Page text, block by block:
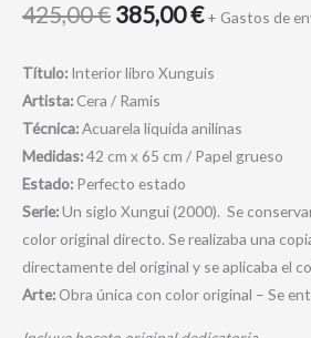
425,00€ 385,00€ + Gastos de
Título: Interior libro Xunguis
Artista: Cera / Ramis
Técnica:Acuarela liquida anilinas
Medidas:42 cm x 65 cm / Papel grueso
Estado: Perfecto estado
Serie:Un siglo Xungui (2000). Se
color original directo. Se realizaba una
directamente del original y se aplicaba el
Arte: Obra única con color original – Se